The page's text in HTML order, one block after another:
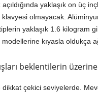
yaklaşık on üç
olmayacak.
yaklaşık 1.6 kilogram
kıyasla oldukça
beklentilerin üzerine
dikkat çekici seviyelerde.